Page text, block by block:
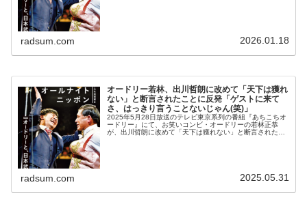
radsum.com 2026.01.18
オードリー若林、出川哲朗に改めて「天下は獲れ
ない」と断言されたことに反発「ゲストに来て
さ、はっきり言うことないじゃん(笑)」
2025年5月28日放送のテレビ東京系列の番組『あちこちオ
ードリー』にて、お笑いコンビ・オードリーの若林正恭
が、出川哲朗に改めて「天下は獲れない」と断言されたこ
radsum.com 2025.05.31